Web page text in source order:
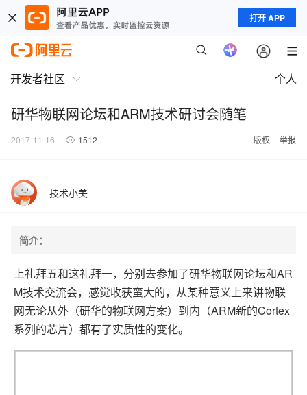
打开 APP
开发者社区 个人
研华物联网论坛和ARM技术研讨会随笔
2017-11-16 1512 版权 举报
技术小美
简介：
上礼拜五和这礼拜一，分别去参加了研华物联网论坛和AR
M技术交流会，感觉收获蛮大的，从某种意义上来讲物联
网无论从外（研华的物联网方案）到内（ARM新的Cortex
系列的芯片）都有了实质性的变化。